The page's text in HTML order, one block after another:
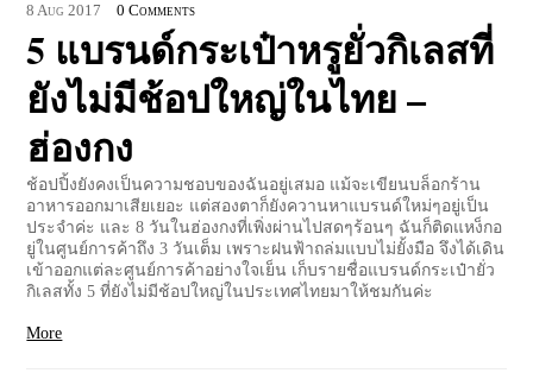
8 Aug 2017 0 Comments
5 แบรนด์กระเป๋าหรูยั่วกิเลสที่
ยังไม่มีช้อปใหญ่ในไทย –
ฮ่องกง
ช้อปปิ้งยังคงเป็นความชอบของฉันอยู่เสมอ แม้จะเขียนบล็อกร้าน
อาหารออกมาเสียเยอะ แต่สองตาก็ยังควานหาแบรนด์ใหม่ๆอยู่เป็น
ประจำค่ะ และ 8 วันในฮ่องกงที่เพิ่งผ่านไปสดๆร้อนๆ ฉันก็ติดแหง็กอ
ยู่ในศูนย์การค้าถึง 3 วันเต็ม เพราะฝนฟ้าถล่มแบบไม่ยั้งมือ จึงได้เดิน
เข้าออกแต่ละศูนย์การค้าอย่างใจเย็น เก็บรายชื่อแบรนด์กระเป๋ายั่ว
กิเลสทั้ง 5 ที่ยังไม่มีช้อปใหญ่ในประเทศไทยมาให้ชมกันค่ะ
More